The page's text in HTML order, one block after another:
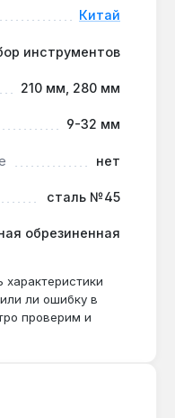
после работы в
сухой
для ударных
избежать сколов
работ,
и
в условиях гаража
Китай
инструментов
210 мм, 280 мм
9-32 мм
нет
сталь №45
обрезиненная
ли ошибку в
проверим и